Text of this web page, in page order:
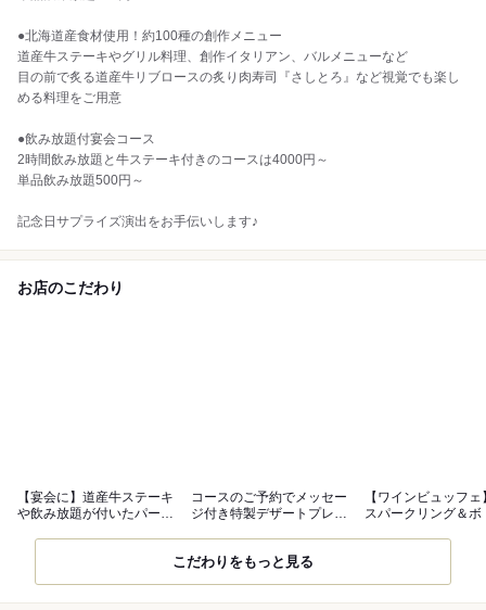
●北海道産食材使用！約100種の創作メニュー
道産牛ステーキやグリル料理、創作イタリアン、バルメニューなど
目の前で炙る道産牛リブロースの炙り肉寿司『さしとろ』など視覚でも楽し
める料理をご用意
●飲み放題付宴会コース
2時間飲み放題と牛ステーキ付きのコースは4000円～
単品飲み放題500円～
記念日サプライズ演出をお手伝いします♪
お店のこだわり
【宴会に】道産牛ステーキ
や飲み放題が付いたパーテ
コースのご予約でメッセー
ジ付き特製デザートプレー
【ワインビュッフ
スパークリング＆ボ
こだわりをもっと見る